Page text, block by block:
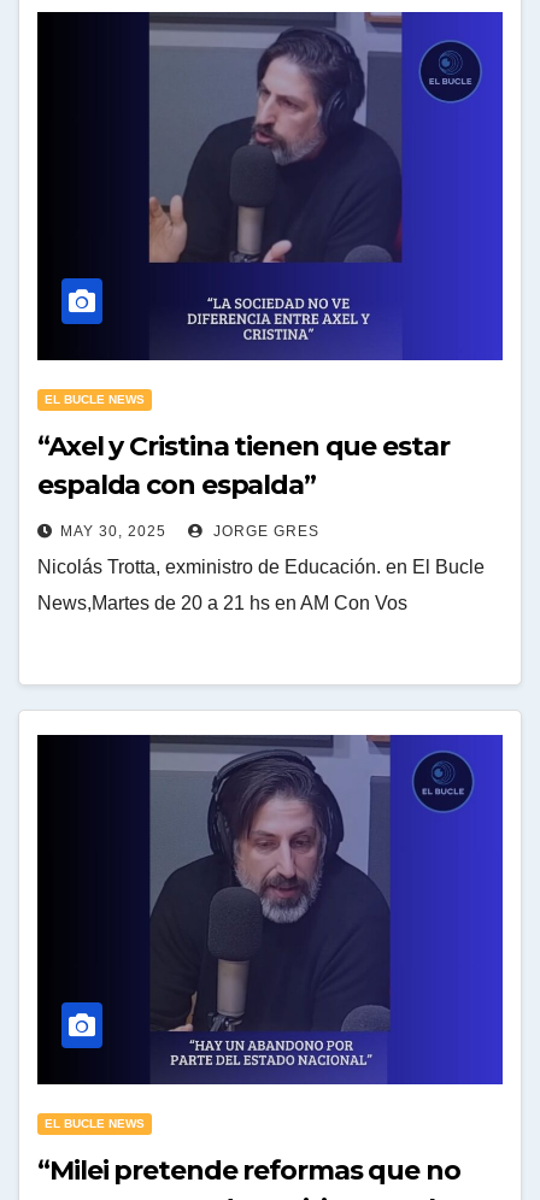
EL BUCLE NEWS
“Axel y Cristina tienen que estar
espalda con espalda”
MAY 30, 2025 JORGE GRES
Nicolás Trotta, exministro de Educación. en El Bucle
News,Martes de 20 a 21 hs en AM Con Vos
EL BUCLE NEWS
“Milei pretende reformas que no